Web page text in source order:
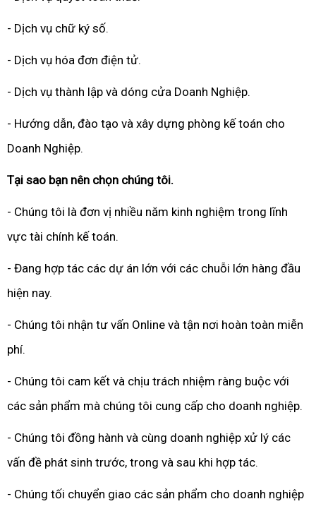
- Dịch vụ chữ ký số.
- Dịch vụ hóa đơn điện tử.
- Dịch vụ thành lập và dóng cửa Doanh Nghiệp.
- Hướng dẫn, đào tạo và xây dựng phòng kế toán cho
Doanh Nghiệp.
Tại sao bạn nên chọn chúng tôi.
- Chúng tôi là đơn vị nhiều năm kinh nghiệm trong lĩnh
vực tài chính kế toán.
- Đang hợp tác các dự án lớn với các chuỗi lớn hàng đầu
hiện nay.
- Chúng tôi nhận tư vấn Online và tận nơi hoàn toàn miễn
phí.
- Chúng tôi cam kết và chịu trách nhiệm ràng buộc với
các sản phẩm mà chúng tôi cung cấp cho doanh nghiệp.
- Chúng tôi đồng hành và cùng doanh nghiệp xử lý các
vấn đề phát sinh trước, trong và sau khi hợp tác.
- Chúng tối chuyển giao các sản phẩm cho doanh nghiệp